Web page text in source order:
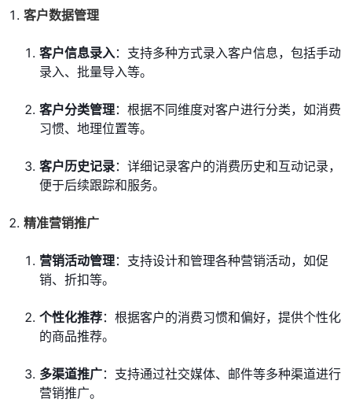
客户数据管理
客户信息录入：支持多种方式录入客户信息，包括手动
录入、批量导入等。
客户分类管理：根据不同维度对客户进行分类，如消费
习惯、地理位置等。
客户历史记录：详细记录客户的消费历史和互动记录，
便于后续跟踪和服务。
精准营销推广
营销活动管理：支持设计和管理各种营销活动，如促
销、折扣等。
个性化推荐：根据客户的消费习惯和偏好，提供个性化
的商品推荐。
多渠道推广：支持通过社交媒体、邮件等多种渠道进行
营销推广。